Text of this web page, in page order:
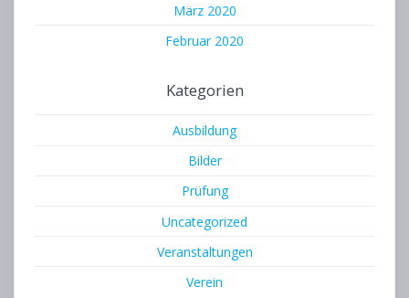
März 2020
Februar 2020
Kategorien
Ausbildung
Bilder
Prüfung
Uncategorized
Veranstaltungen
Verein